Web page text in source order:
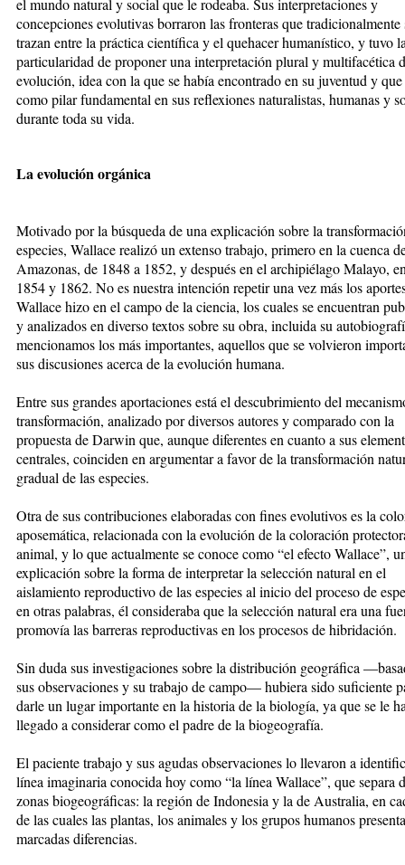
el mundo natural y social que le rodeaba. Sus interpretaciones y
concepciones evolutivas borraron las fronteras que tradicionalmente
trazan entre la práctica científica y el quehacer humanístico, y tuvo
particularidad de proponer una interpretación plural y multifacética
evolución, idea con la que se había encontrado en su juventud y
como pilar fundamental en sus reflexiones naturalistas, humanas y
durante toda su vida.
La evolución orgánica
Motivado por la búsqueda de una explicación sobre la
especies, Wallace realizó un extenso trabajo, primero en la cuenca
Amazonas, de 1848 a 1852, y después en el archipiélago Malayo,
1854 y 1862. No es nuestra intención repetir una vez más los
Wallace hizo en el campo de la ciencia, los cuales se encuentran
y analizados en diverso textos sobre su obra, incluida su
mencionamos los más importantes, aquellos que se volvieron
sus discusiones acerca de la evolución humana.
Entre sus grandes aportaciones está el descubrimiento del
transformación, analizado por diversos autores y comparado con la
propuesta de Darwin que, aunque diferentes en cuanto a sus
centrales, coinciden en argumentar a favor de la transformación
gradual de las especies.
Otra de sus contribuciones elaboradascon fines evolutivos es la
aposemática, relacionada con la evolución de la coloración
animal, y lo que actualmente se conoce como “el efecto Wallace”,
explicación sobre la forma de interpretar la selección natural en el
aislamiento reproductivo de las especies al inicio del proceso de
en otras palabras, él consideraba que la selección natural era una
promovía las barreras reproductivas en los procesos de hibridación.
Sin duda sus investigaciones sobrela distribución geográfica
sus observaciones y su trabajo de campo— hubiera sido suficiente
darle un lugar importante en la historia de la biología, ya que se le
llegado a considerar como el padre de la biogeografía.
El paciente trabajo y sus agudas observaciones lo llevaron a
línea imaginaria conocida hoy como “la línea Wallace”, que separa
zonas biogeográficas: la región de Indonesia y la de Australia, en
de las cuales las plantas, los animales y los grupos humanos
marcadas diferencias.